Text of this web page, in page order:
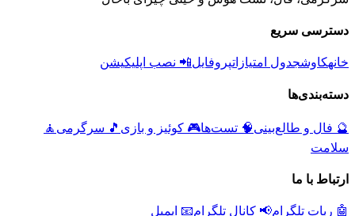
دسترسی سریع
خانهکاوشجدول امتیازاتپروفایل📲 نصب اپلیکیشن
دسته‌بندی‌ها
🔮 فال و طالع‌بینی🧠 تست‌ها🎮 کوئیز و بازی 🎵 سرگرمی 🧘
سلامت
ارتباط با ما
🤖 ربات تلگرام📢 کانال تلگرام📧 ایمیل